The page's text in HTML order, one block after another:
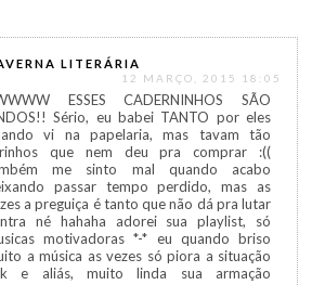
LITERÁRIA
12 MARÇO, 2015 18:05
ESSES CADERNINHOS SÃO
Sério, eu babei TANTO por eles
vi na papelaria, mas tavam tão
que nem deu pra comprar :((
me sinto mal quando acabo
passar tempo perdido, mas as
a preguiça é tanto que não dá pra lutar
né hahaha adorei sua playlist, só
motivadoras *-* eu quando briso
a música as vezes só piora a situação
e aliás, muito linda sua armação